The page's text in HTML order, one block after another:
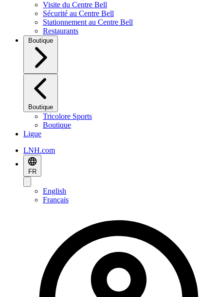
Visite du Centre Bell
Sécurité au Centre Bell
Stationnement au Centre Bell
Restaurants
Boutique
Boutique
Tricolore Sports
Boutique
Ligue
LNH.com
FR
English
Français